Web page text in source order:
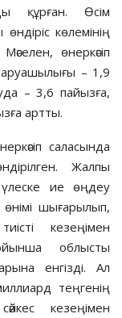
құрған. Өсім
көлемінің
өнеркәсіп
– 1,9
– 3,6 пайызға,
артты.
саласында
Жалпы
ие өңдеу
өнімі шығарылып,
кезеңімен
облысты
енгізді. Ал
теңгенің
кезеңімен